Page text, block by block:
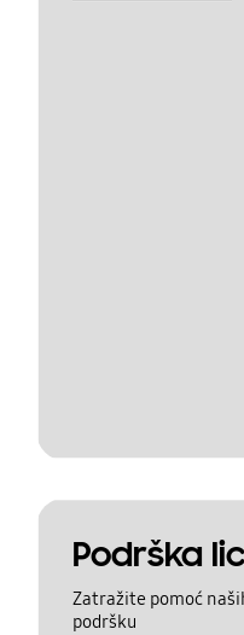
Podrška
Zatražite pomoć
podršku